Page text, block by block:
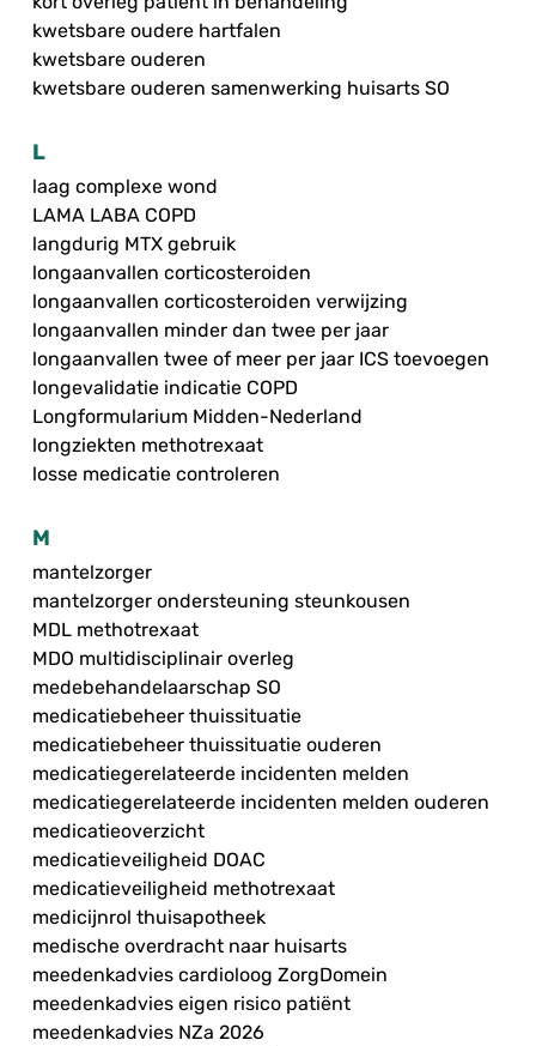
kwetsbare oudere hartfalen
kwetsbare ouderen
kwetsbare ouderen samenwerking huisarts SO
L
laag complexe wond
LAMA LABA COPD
langdurig MTX gebruik
longaanvallen corticosteroiden
longaanvallen corticosteroiden verwijzing
longaanvallen minder dan twee per jaar
longaanvallen twee of meer per jaar ICS toevoegen
longevalidatie indicatie COPD
Longformularium Midden-Nederland
longziekten methotrexaat
losse medicatie controleren
M
mantelzorger
mantelzorger ondersteuning steunkousen
MDL methotrexaat
MDO multidisciplinair overleg
medebehandelaarschap SO
medicatiebeheer thuissituatie
medicatiebeheer thuissituatie ouderen
medicatiegerelateerde incidenten melden
medicatiegerelateerde incidenten melden ouderen
medicatieoverzicht
medicatieveiligheid DOAC
medicatieveiligheid methotrexaat
medicijnrol thuisapotheek
medische overdracht naar huisarts
meedenkadvies cardioloog ZorgDomein
meedenkadvies eigen risico patiënt
meedenkadvies NZa 2026